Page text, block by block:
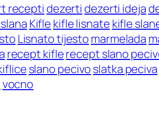
recepti dezerti dezerti ideja
Kifle kifle lisnate kifle
Lisnato tijesto marmelada
recept kiflerecept slano
slano pecivo slatka peciva
vocno